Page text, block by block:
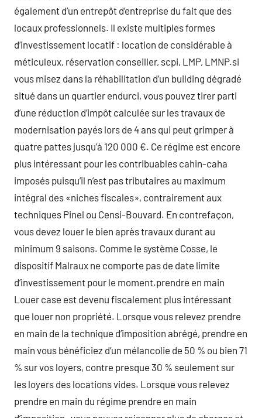
également d’un entrepôt d’entreprise du fait que des
locaux professionnels. Il existe multiples formes
d’investissement locatif : location de considérable à
méticuleux, réservation conseiller, scpi, LMP, LMNP.si
vous misez dans la réhabilitation d’un building dégradé
situé dans un quartier endurci, vous pouvez tirer parti
d’une réduction d’impôt calculée sur les travaux de
modernisation payés lors de 4 ans qui peut grimper à
quatre pattes jusqu’à 120 000 €. Ce régime est encore
plus intéressant pour les contribuables cahin-caha
imposés puisqu’il n’est pas tributaires au maximum
intégral des «niches fiscales», contrairement aux
techniques Pinel ou Censi-Bouvard. En contrefaçon,
vous devez louer le bien après travaux durant au
minimum 9 saisons. Comme le système Cosse, le
dispositif Malraux ne comporte pas de date limite
d’investissement pour le moment.prendre en main
Louer case est devenu fiscalement plus intéressant
que louer non propriété. Lorsque vous relevez prendre
en main de la technique d’imposition abrégé, prendre en
main vous bénéficiez d’un mélancolie de 50 % ou bien 71
% sur vos loyers, contre presque 30 % seulement sur
les loyers des locations vides. Lorsque vous relevez
prendre en main du régime prendre en main